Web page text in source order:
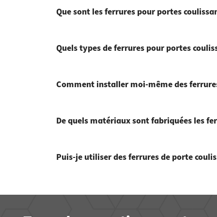
Que sont les ferrures pour portes
Quels types de ferrures pour portes
Comment installer moi-même des
De quels matériaux sont fabriquées les
Puis-je utiliser des ferrures de porte